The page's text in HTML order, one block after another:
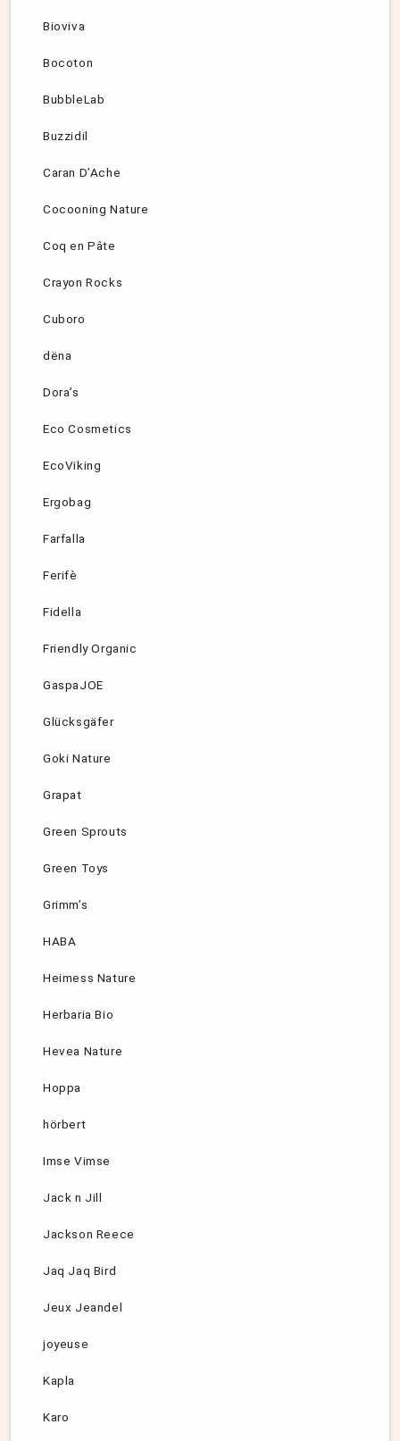
Bioviva
Bocoton
BubbleLab
Buzzidil
Caran D’Ache
Cocooning Nature
Coq en Pâte
Crayon Rocks
Cuboro
dëna
Dora’s
Eco Cosmetics
EcoViking
Ergobag
Farfalla
Ferifè
Fidella
Friendly Organic
GaspaJOE
Glücksgäfer
Goki Nature
Grapat
Green Sprouts
Green Toys
Grimm’s
HABA
Heimess Nature
Herbaria Bio
Hevea Nature
Hoppa
hörbert
Imse Vimse
Jack n Jill
Jackson Reece
Jaq Jaq Bird
Jeux Jeandel
joyeuse
Kapla
Karo